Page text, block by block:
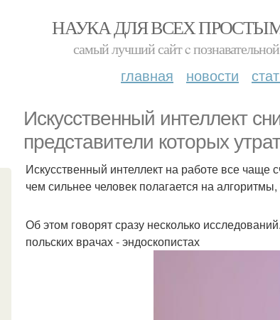
НАУКА ДЛЯ ВСЕХ
самый лучший сайт c
главная новости
Искусственный интеллект
представители которых
Искусственный интеллект на работе все
чем сильнее человек полагается на
Об этом говорят сразу несколько
польских врачах - эндоскопистах